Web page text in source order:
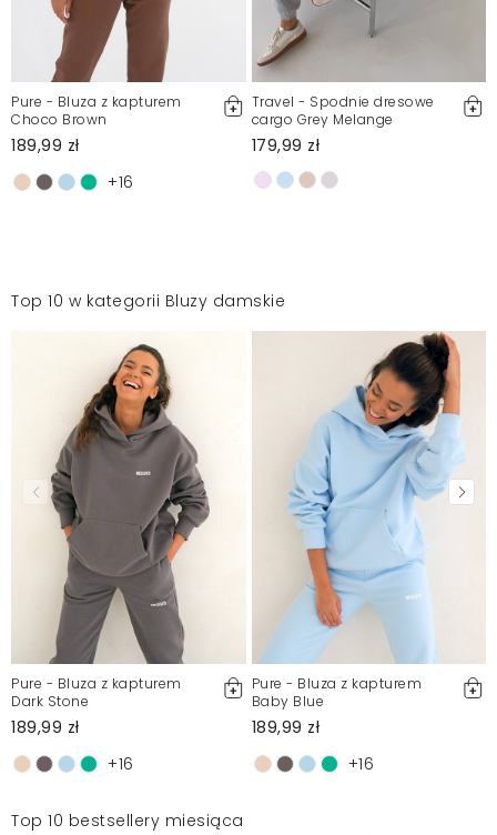
Pure - Bluza z kapturem
Choco Brown
189,99 zł
+16
Travel - Spodnie dresowe
cargo Grey Melange
179,99 zł
Top 10 w kategorii Bluzy damskie
Pure - Bluza z kapturem
Dark Stone
189,99 zł
+16
Pure - Bluza z kapturem
Baby Blue
189,99 zł
+16
Top 10 bestsellery miesiąca